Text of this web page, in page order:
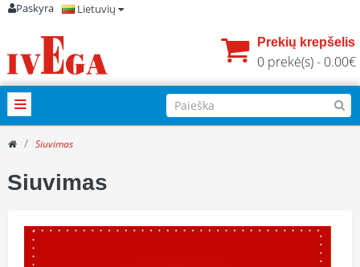
Paskyra Lietuvių
Prekių krepšelis
0 prekė(s) - 0.00€
Siuvimas
Siuvimas